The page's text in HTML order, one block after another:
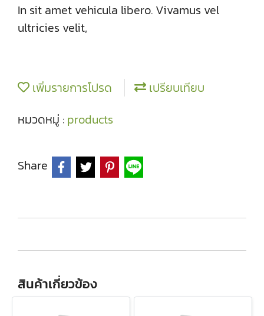
In sit amet vehicula libero. Vivamus vel
ultricies velit,
เพิ่มรายการโปรด
เปรียบเทียบ
หมวดหมู่ : products
Share
สินค้าเกี่ยวข้อง